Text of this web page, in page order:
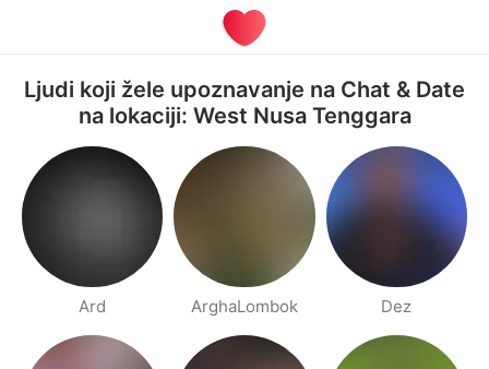
Ljudi koji žele upoznavanje na Chat & Date
na lokaciji: West Nusa Tenggara
Ard ArghaLombok Dez